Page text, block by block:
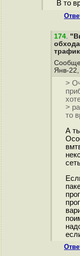
В то
174.
Янв-
>
>
то
А